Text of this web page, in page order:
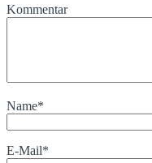
Kommentar
Name*
E-Mail*